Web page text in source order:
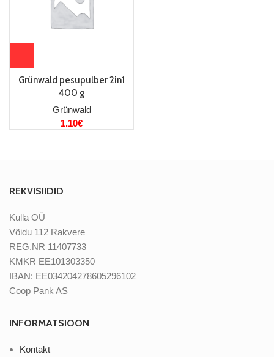
Grünwald pesupulber 2in1
400 g
Grünwald
1.10€
REKVISIIDID
Kulla OÜ
Võidu 112 Rakvere
REG.NR 11407733
KMKR EE101303350
IBAN: EE034204278605296102
Coop Pank AS
INFORMATSIOON
Kontakt